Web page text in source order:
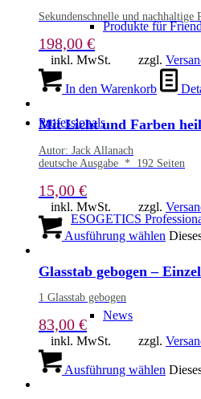
Produkte für
Professionals
ESOGETICS
News
Sekundenschnelle und
198,00 €
inkl. MwSt. zzgl.
In den Warenkorb
Mit Licht und Farben
Autor: Jack Allanach
deutsche Ausgabe * 192 Seiten
15,00 €
inkl. MwSt. zzgl.
Ausführung wählen
Glasstab gebogen –
1 Glasstab gebogen
83,00 €
inkl. MwSt. zzgl.
Ausführung wählen